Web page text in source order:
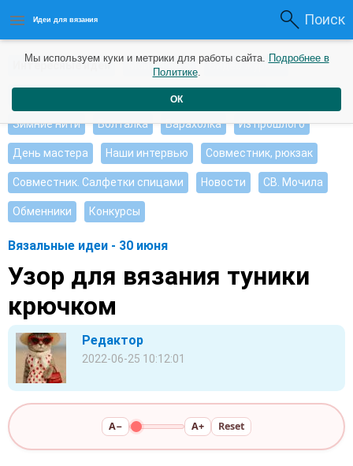
Идеи для вязания Поиск
Интересные идеи Мои работы Видео журнал
Душевные петельки
Зимние нити Болталка Барахолка Из прошлого
День мастера Наши интервью Совместник, рюкзак
Совместник. Салфетки спицами Новости СВ. Мочила
Обменники Конкурсы
Вязальные идеи - 30 июня
Узор для вязания туники
крючком
Редактор
2022-06-25 10:12:01
A− A+ Reset
Мы используем куки и метрики для работы сайта. Подробнее в
Политике.
ОК